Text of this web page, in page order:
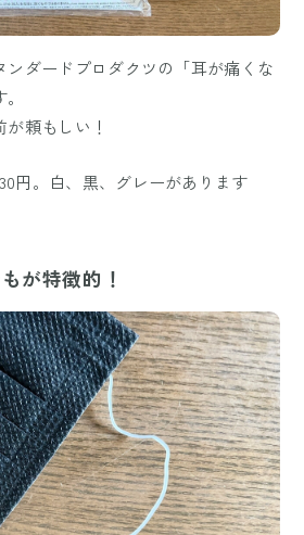
ンダードプロダクツの「耳が痛くな
頼もしい！
円。白、黒、グレーがあります
が特徴的！